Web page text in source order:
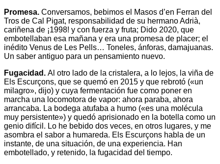
Promesa. Conversamos, bebimos el Masos d’en Ferran del
Tros de Cal Pigat, responsabilidad de su hermano Adrià,
cariñena de ¡1998! y con fuerza y fruta; Dido 2020, que
embotellaban esa mañana y era una promesa de placer; el
inédito Venus de Les Pells… Toneles, ánforas, damajuanas.
Un saber antiguo para un pensamiento nuevo.
Fugacidad. Al otro lado de la cristalera, a lo lejos, la viña de
Els Escurçons, que se quemó en 2015 y que rebrotó («un
milagro», dijo) y cuya fermentación fue como poner en
marcha una locomotora de vapor: ahora paraba, ahora
arrancaba. La bodega atufaba a humo («es una molécula
muy persistente») y quedó aprisionado en la botella como un
genio difícil. Lo he bebido dos veces, en otros lugares, y me
asombra el sabor a humareda. Els Escurçons habla de un
instante, de una situación, de una experiencia. Han
embotellado, y retenido, la fugacidad del tiempo.